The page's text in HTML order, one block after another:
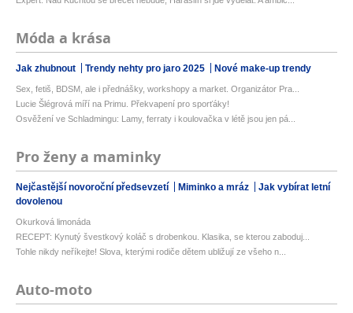
Móda a krása
Jak zhubnout Trendy nehty pro jaro 2025 Nové make-up trendy
Sex, fetiš, BDSM, ale i přednášky, workshopy a market. Organizátor Pra...
Lucie Šlégrová míří na Primu. Překvapení pro sporťáky!
Osvěžení ve Schladmingu: Lamy, ferraty i koulovačka v létě jsou jen pá...
Pro ženy a maminky
Nejčastější novoroční předsevzetí Miminko a mráz
Jak vybírat letní
dovolenou
Okurková limonáda
RECEPT: Kynutý švestkový koláč s drobenkou. Klasika, se kterou zaboduj...
Tohle nikdy neříkejte! Slova, kterými rodiče dětem ubližují ze všeho n...
Auto-moto